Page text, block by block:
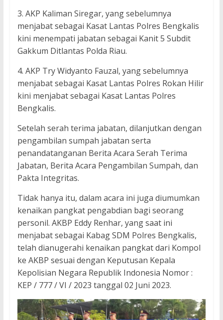
3. AKP Kaliman Siregar, yang sebelumnya
menjabat sebagai Kasat Lantas Polres Bengkalis
kini menempati jabatan sebagai Kanit 5 Subdit
Gakkum Ditlantas Polda Riau.
4. AKP Try Widyanto Fauzal, yang sebelumnya
menjabat sebagai Kasat Lantas Polres Rokan Hilir
kini menjabat sebagai Kasat Lantas Polres
Bengkalis.
Setelah serah terima jabatan, dilanjutkan dengan
pengambilan sumpah jabatan serta
penandatanganan Berita Acara Serah Terima
Jabatan, Berita Acara Pengambilan Sumpah, dan
Pakta Integritas.
Tidak hanya itu, dalam acara ini juga diumumkan
kenaikan pangkat pengabdian bagi seorang
personil. AKBP Eddy Renhar, yang saat ini
menjabat sebagai Kabag SDM Polres Bengkalis,
telah dianugerahi kenaikan pangkat dari Kompol
ke AKBP sesuai dengan Keputusan Kepala
Kepolisian Negara Republik Indonesia Nomor :
KEP / 777 / VI / 2023 tanggal 02 Juni 2023.